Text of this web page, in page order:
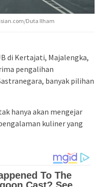
Duta Ilham
di Kertajati, Majalengka,
pengalihan
banyak pilihan
hanya akan mengejar
kuliner yang